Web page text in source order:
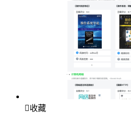
收藏